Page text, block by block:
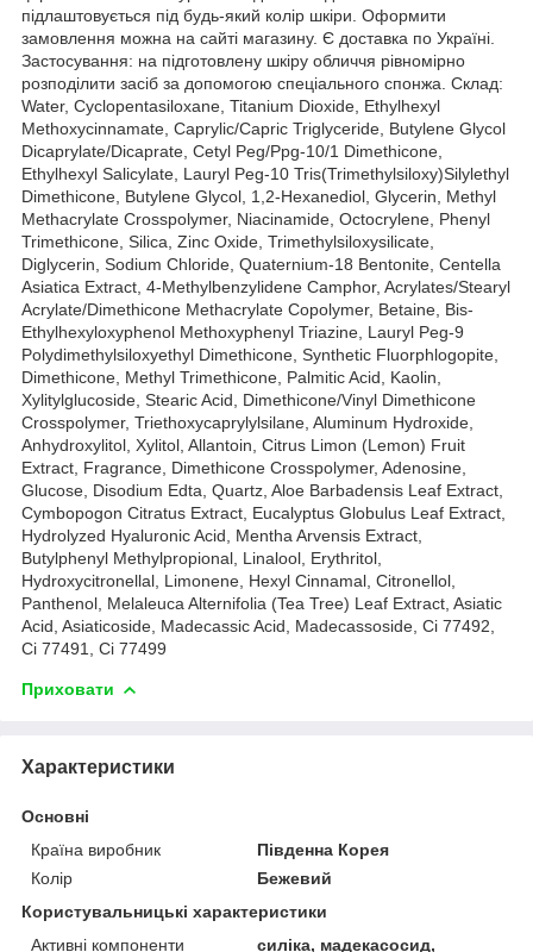
підлаштовується під будь-який колір шкіри. Оформити
замовлення можна на сайті магазину. Є доставка по Україні.
Застосування: на підготовлену шкіру обличчя рівномірно
розподілити засіб за допомогою спеціального спонжа. Склад:
Water, Cyclopentasiloxane, Titanium Dioxide, Ethylhexyl
Methoxycinnamate, Caprylic/Capric Triglyceride, Butylene Glycol
Dicaprylate/Dicaprate, Cetyl Peg/Ppg-10/1 Dimethicone,
Ethylhexyl Salicylate, Lauryl Peg-10 Tris(Trimethylsiloxy)Silylethyl
Dimethicone, Butylene Glycol, 1,2-Hexanediol, Glycerin, Methyl
Methacrylate Crosspolymer, Niacinamide, Octocrylene, Phenyl
Trimethicone, Silica, Zinc Oxide, Trimethylsiloxysilicate,
Diglycerin, Sodium Chloride, Quaternium-18 Bentonite, Centella
Asiatica Extract, 4-Methylbenzylidene Camphor, Acrylates/Stearyl
Acrylate/Dimethicone Methacrylate Copolymer, Betaine, Bis-
Ethylhexyloxyphenol Methoxyphenyl Triazine, Lauryl Peg-9
Polydimethylsiloxyethyl Dimethicone, Synthetic Fluorphlogopite,
Dimethicone, Methyl Trimethicone, Palmitic Acid, Kaolin,
Xylitylglucoside, Stearic Acid, Dimethicone/Vinyl Dimethicone
Crosspolymer, Triethoxycaprylylsilane, Aluminum Hydroxide,
Anhydroxylitol, Xylitol, Allantoin, Citrus Limon (Lemon) Fruit
Extract, Fragrance, Dimethicone Crosspolymer, Adenosine,
Glucose, Disodium Edta, Quartz, Aloe Barbadensis Leaf Extract,
Cymbopogon Citratus Extract, Eucalyptus Globulus Leaf Extract,
Hydrolyzed Hyaluronic Acid, Mentha Arvensis Extract,
Butylphenyl Methylpropional, Linalool, Erythritol,
Hydroxycitronellal, Limonene, Hexyl Cinnamal, Citronellol,
Panthenol, Melaleuca Alternifolia (Tea Tree) Leaf Extract, Asiatic
Acid, Asiaticoside, Madecassic Acid, Madecassoside, Ci 77492,
Ci 77491, Ci 77499
Приховати
Характеристики
Основні
Країна виробник
Південна Корея
Колір
Бежевий
Користувальницькі характеристики
Активні компоненти
силіка, мадекасосид,